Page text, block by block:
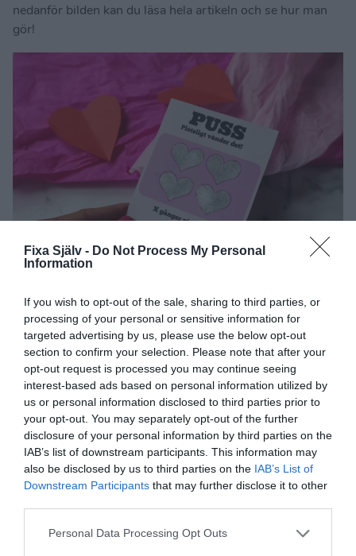
Fixa Själv - Do Not Process My Personal
Information
If you wish to opt-out of the sale, sharing to third parties, or
processing of your personal or sensitive information for
targeted advertising by us, please use the below opt-out
section to confirm your selection. Please note that after your
opt-out request is processed you may continue seeing
interest-based ads based on personal information utilized by
us or personal information disclosed to third parties prior to
your opt-out. You may separately opt-out of the further
disclosure of your personal information by third parties on the
IAB’s list of downstream participants. This information may
also be disclosed by us to third parties on the IAB’s List of
Downstream Participants that may further disclose it to other
Personal Data Processing Opt Outs
nedanför bilden kan du läsa hela artikeln och se hur man
gör!
Såhär gör du dina egna Pusslotter >>
Glad alla hjärtans dag!
Hoppas du fått massor av inspiration och är redo för en
kärleksfull alla hjärtans dag den 14 februari! Fira med din
partner, bästa vänner eller familj. För visst slår ditt hjärta
lite extra för någon!
Fler alla hjärtans dag tips: